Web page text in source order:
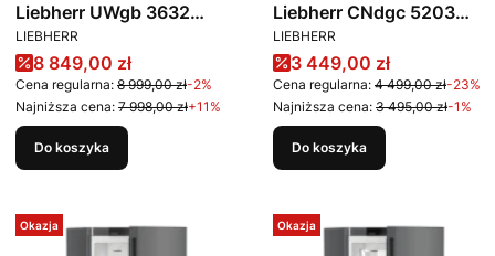
Liebherr UWgb 3632
Vinidor
PRODUCENT
LIEBHERR
Cena promocyjna
8 849,00 zł
Cena regularna: 8 999,00 zł-2%
Najniższa cena: 7 998,00 zł+11%
Do koszyka
Liebherr CNdgc 5203
Pure NoFrost
PRODUCENT
LIEBHERR
Cena promocyjna
3 449,00 zł
Cena regularna: 4 499,00 zł-23%
Najniższa cena: 3 495,00 zł-1%
Do koszyka
Okazja Okazja